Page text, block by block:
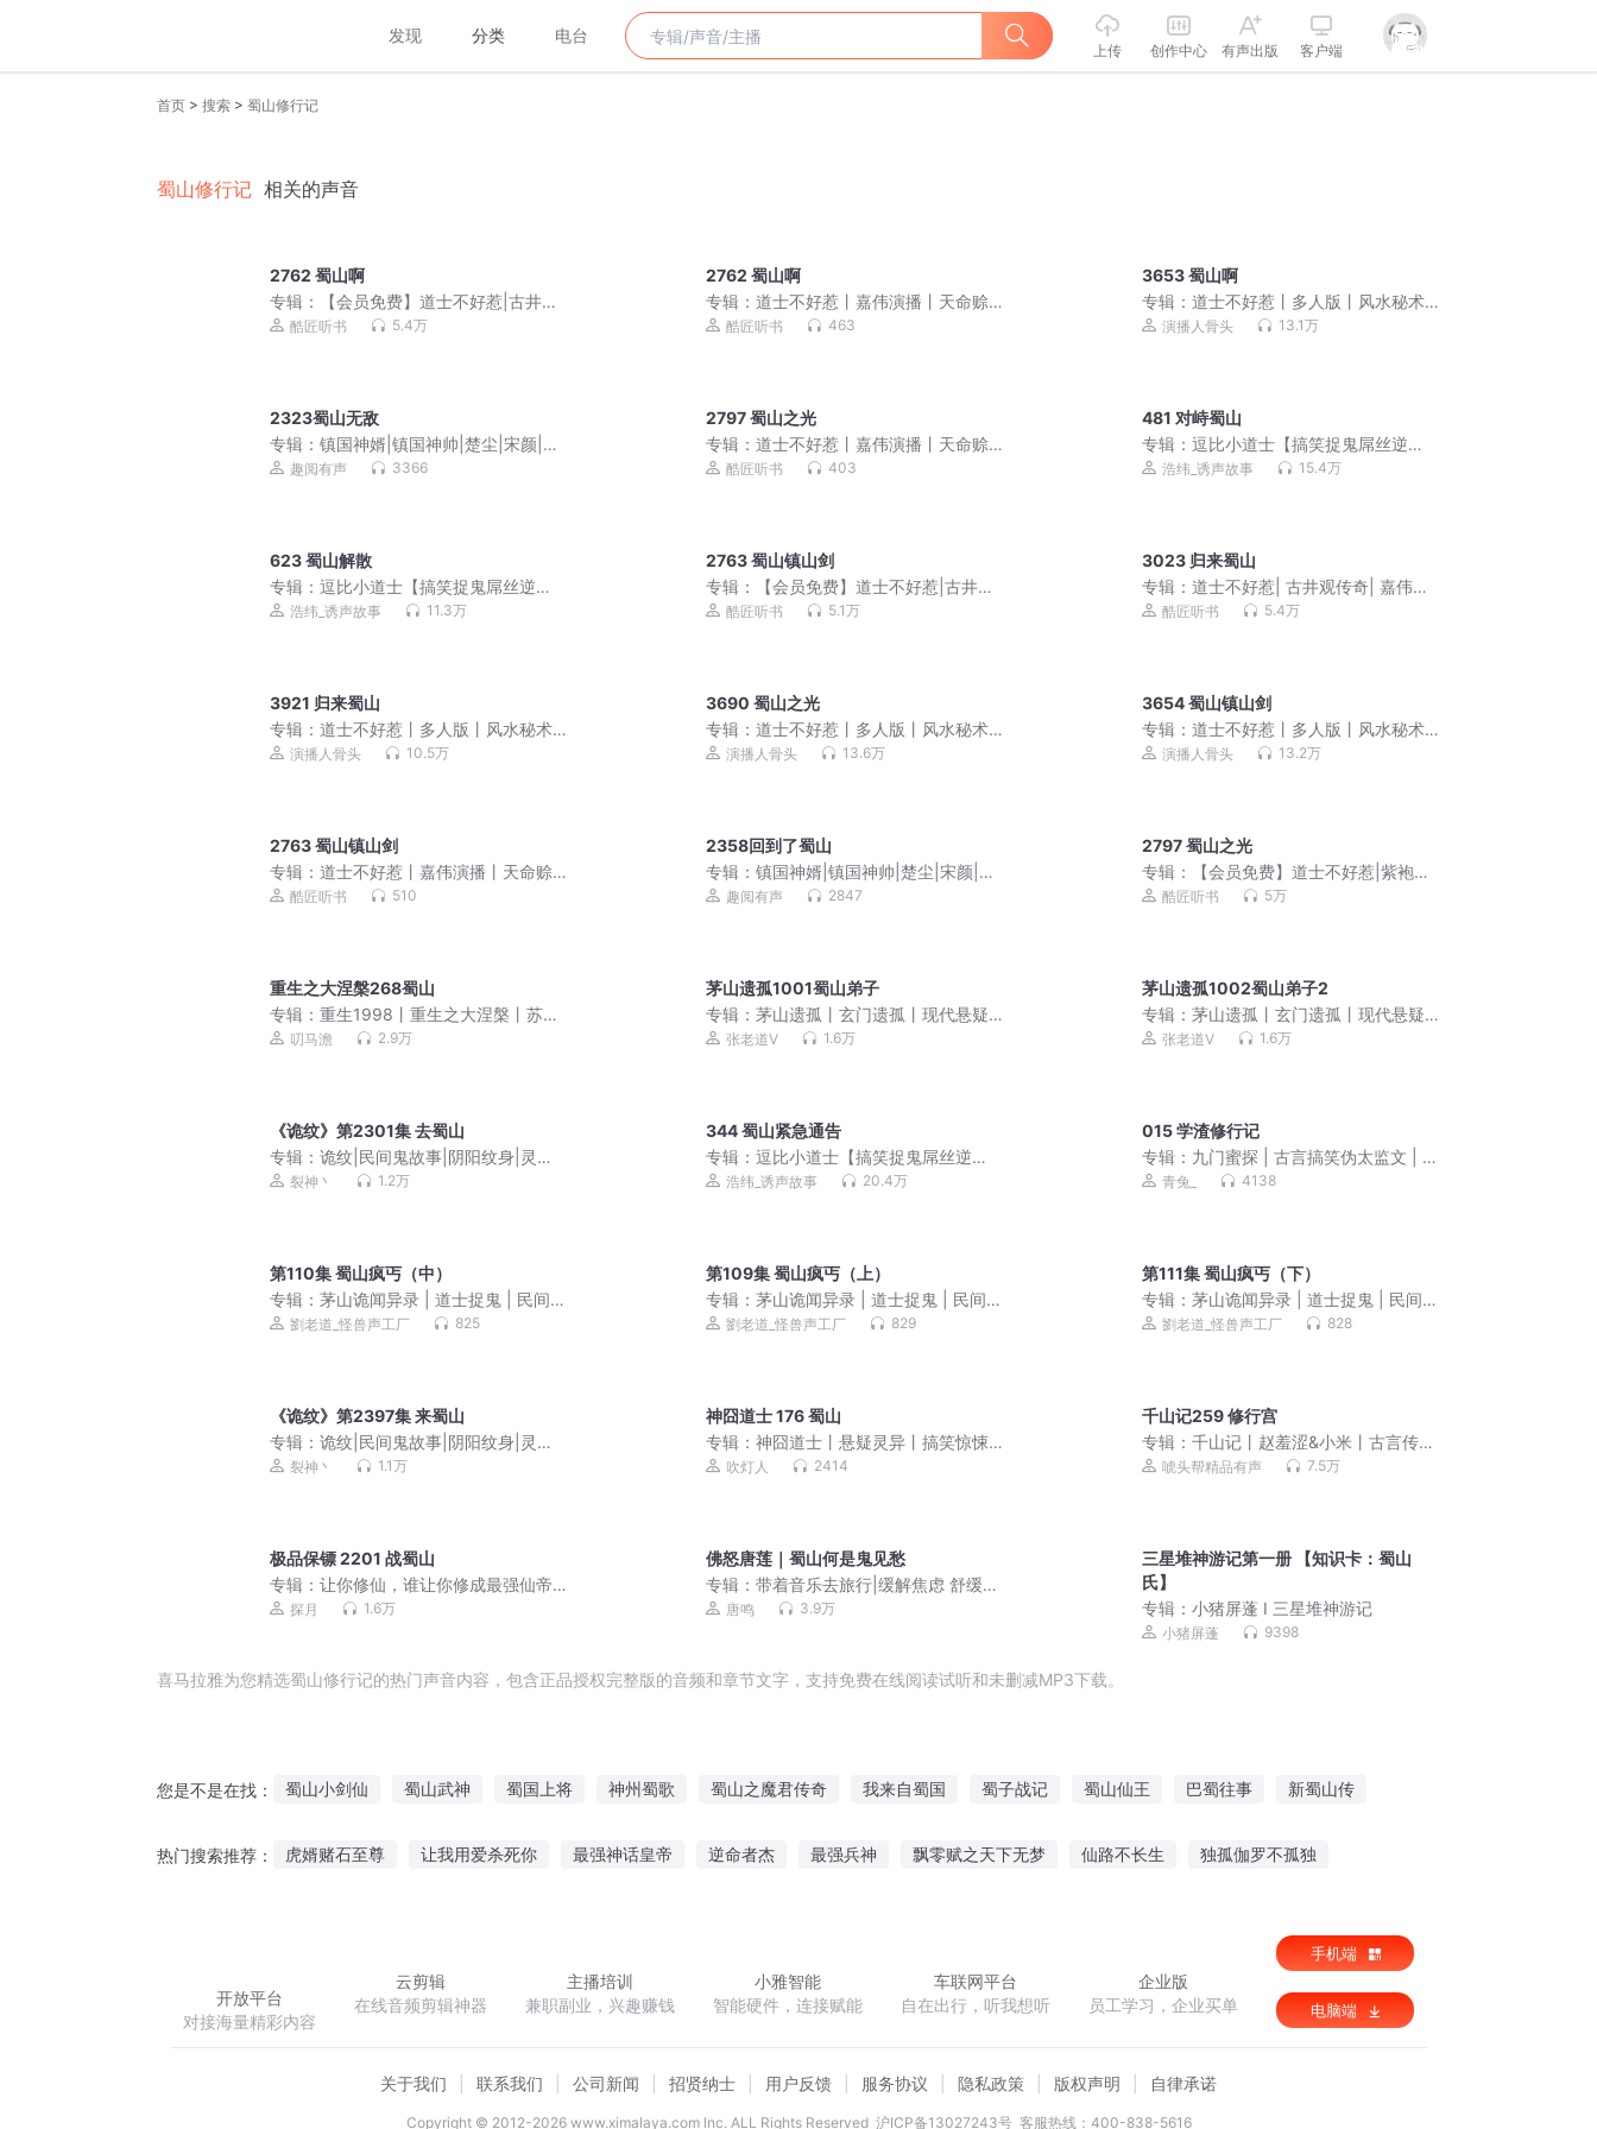
发现 分类 电台
上传 创作中心 有声出版 客户端
首页 > 搜索 > 蜀山修行记
蜀山修行记 相关的声音
2762 蜀山啊
专辑：
【会员免费】道士不好惹|古井观
传奇|嘉伟演播
酷匠听书 5.4万
2762 蜀山啊
专辑：道士不好惹丨嘉伟演播丨天命赊
刀人前传 免费福利
酷匠听书 463
3653 蜀山啊
专辑：道士不好惹丨多人版丨风水秘术
丨爆笑丨都市丨悬疑丨骨头演播
演播人骨头 13.1万
2323蜀山无敌
专辑： 镇国神婿|镇国神帅|楚尘|宋颜|逆
天傻婿超级弃婿
趣阅有声 3366
2797 蜀山之光
专辑：道士不好惹丨嘉伟演播丨天命赊
刀人前传 免费福利
酷匠听书 403
481 对峙蜀山
专辑：逗比小道士【搞笑捉鬼屌丝逆
袭】浩纬_诱声故事 15.4万
623 蜀山解散
专辑： 逗比小道士【搞笑捉鬼屌丝逆
袭】浩纬_诱声故事 11.3万
2763 蜀山镇山剑
专辑：
【会员免费】道士不好惹|古井观
传奇|嘉伟演播
酷匠听书 5.1万
3023 归来蜀山
专辑：道士不好惹| 古井观传奇| 嘉伟演
播| 紫袍道士
酷匠听书 5.4万
3921 归来蜀山
专辑： 道士不好惹丨多人版丨风水秘术
丨爆笑丨都市丨悬疑丨骨头演播
演播人骨头 10.5万
3690 蜀山之光
专辑：道士不好惹丨多人版丨风水秘术
丨爆笑丨都市丨悬疑丨骨头演播
演播人骨头 13.6万
3654 蜀山镇山剑
专辑：道士不好惹丨多人版丨风水秘术
丨爆笑丨都市丨悬疑丨骨头演播
演播人骨头 13.2万
2763 蜀山镇山剑
专辑： 道士不好惹丨嘉伟演播丨天命赊
刀人前传 免费福利
酷匠听书 510
2358回到了蜀山
专辑：镇国神婿|镇国神帅|楚尘|宋颜|逆
天傻婿超级弃婿
趣阅有声 2847
2797 蜀山之光
专辑：
【会员免费】道士不好惹|紫袍大
叔紫袍道士|古井观传奇|嘉伟演播
酷匠听书 5万
重生之大涅槃268蜀山
专辑： 重生1998丨重生之大涅槃丨苏灿
的时光羁旅丨叨马澹多人有声剧
叨马澹 2.9万
茅山遗孤1001蜀山弟子
专辑：茅山遗孤丨玄门遗孤丨现代悬疑
灵异丨多人有声剧
张老道V 1.6万
茅山遗孤1002蜀山弟子2
专辑：茅山遗孤丨玄门遗孤丨现代悬疑
灵异丨多人有声剧
张老道V 1.6万
《诡纹》第2301集 去蜀山
专辑： 诡纹|民间鬼故事|阴阳纹身|灵异
事件| 又名纹身法则纹身特殊丨悬疑小说
裂神丶 1.2万
344 蜀山紧急通告
专辑：逗比小道士【搞笑捉鬼屌丝逆
袭】浩纬_诱声故事 20.4万
015 学渣修行记
专辑： 九门蜜探 | 古言搞笑伪太监文 | 青
兔心念领衔 | 多人有声剧
青兔_ 4138
第110集 蜀山疯丐（中）
专辑： 茅山诡闻异录 | 道士捉鬼 | 民间禁
忌 | 恐怖灵异 | 胆小勿入
劉老道_怪兽声工厂 825
第109集 蜀山疯丐（上）
专辑：茅山诡闻异录 | 道士捉鬼 | 民间禁
忌 | 恐怖灵异 | 胆小勿入
劉老道_怪兽声工厂 829
第111集 蜀山疯丐（下）
专辑：茅山诡闻异录 | 道士捉鬼 | 民间禁
忌 | 恐怖灵异 | 胆小勿入
劉老道_怪兽声工厂 828
《诡纹》第2397集 来蜀山
专辑： 诡纹|民间鬼故事|阴阳纹身|灵异
事件| 又名纹身法则纹身特殊丨悬疑小说
裂神丶 1.1万
神囧道士 176 蜀山
专辑：神囧道士丨悬疑灵异丨搞笑惊悚
丨多人有声剧
吹灯人 2414
千山记259 修行宫
专辑：千山记丨赵羞涩&小米丨古言传奇
权谋多播
唬头帮精品有声 7.5万
极品保镖 2201 战蜀山
专辑： 让你修仙，谁让你修成最强仙帝
的丨爆笑有声剧丨爽文
探月 1.6万
佛怒唐莲｜蜀山何是鬼见愁
专辑：带着音乐去旅行|缓解焦虑 舒缓心
情 寻找生活乐趣
唐鸣 3.9万
三星堆神游记第一册 【知识卡：蜀山
氏】
专辑：小猪屏蓬 I 三星堆神游记
小猪屏蓬 9398
喜马拉雅为您精选蜀山修行记的热门声音内容，包含正品授权完整版的音频和章节文字，支持免费在线阅读试听和未删减MP3下载。
您是不是在找： 蜀山小剑仙 蜀山武神 蜀国上将 神州蜀歌 蜀山之魔君传奇 我来自蜀国 蜀子战记 蜀山仙王 巴蜀往事 新蜀山传
热门搜索推荐： 虎婿赌石至尊 让我用爱杀死你 最强神话皇帝 逆命者杰 最强兵神 飘零赋之天下无梦 仙路不长生 独孤伽罗不孤独
开放平台
对接海量精彩内容
云剪辑
在线音频剪辑神器
主播培训
兼职副业，兴趣赚钱
小雅智能
智能硬件，连接赋能
车联网平台
自在出行，听我想听
企业版
员工学习，企业买单
手机端
电脑端
关于我们 联系我们 公司新闻 招贤纳士 用户反馈 服务协议 隐私政策 版权声明 自律承诺
Copyright © 2012-2026www.ximalaya.com lnc. ALL Rights Reserved 沪ICP备13027243号 客服热线：400-838-5616